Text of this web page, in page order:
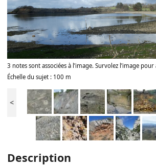
3 notes sont associées à l’image. Survolez l’image
Échelle du sujet : 100 m
<
Description